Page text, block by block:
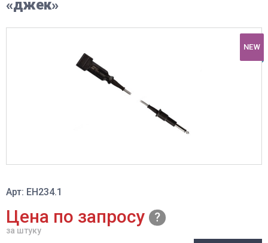
«джек»
NEW
Арт: ЕН234.1
Цена по запросу
за штуку